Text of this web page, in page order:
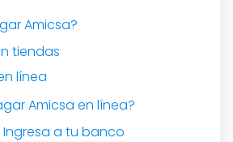
Amicsa?
tiendas
línea
Amicsa en línea?
Ingresa a tu banco